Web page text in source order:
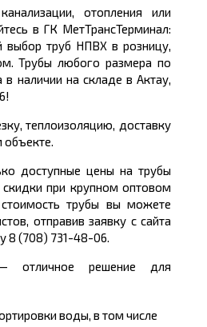
отопления или
в ГК МетТрансТерминал:
выбор труб НПВХ в розницу,
Трубы любого размера по
в наличии на складе в Актау,
теплоизоляцию, доставку
объекте.
доступные цены на трубы
при крупном оптовом
трубы вы можете
отправив заявку с сайта
8 (708) 731-48-06.
отличное решение для
воды, в том числе